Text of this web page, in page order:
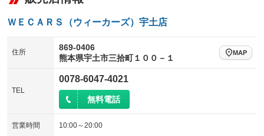
ＷＥＣＡＲＳ（ウィーカーズ）宇土店
住所
869-0406
熊本県宇土市三拾町１００－１
MAP
TEL
0078-6047-4021
無料電話
営業時間 10:00～20:00